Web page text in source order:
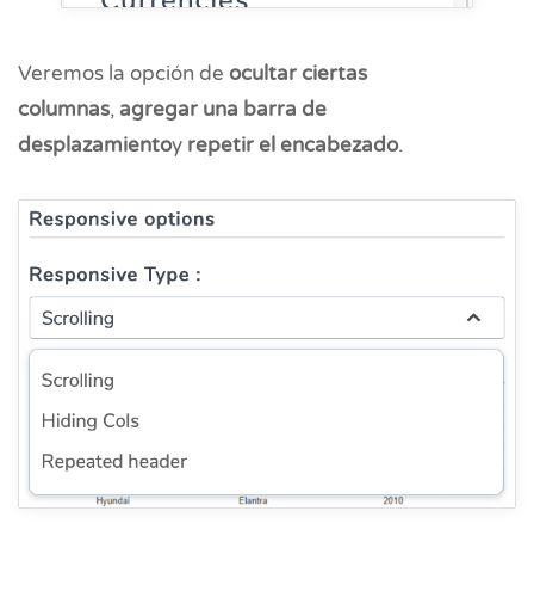
Veremos la opción de ocultar ciertas
columnas,agregar una barra de
desplazamientoy repetir el encabezado.